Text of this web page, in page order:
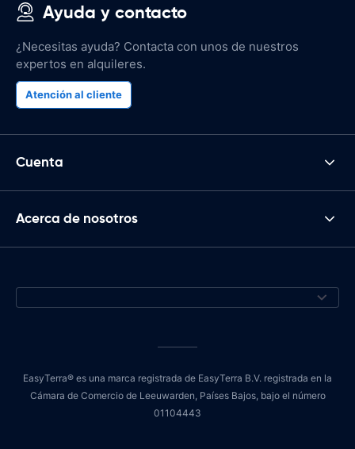
Ayuda y contacto
¿Necesitas ayuda? Contacta con unos de nuestros
expertos en alquileres.
Atención al cliente
Cuenta
Acerca de nosotros
EasyTerra® es una marca registrada de EasyTerra B.V. registrada en la
Cámara de Comercio de Leeuwarden, Países Bajos, bajo el número
01104443